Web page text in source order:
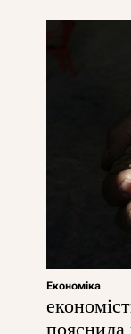
Економіка
пояснила